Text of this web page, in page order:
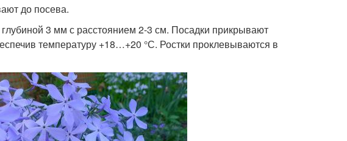
до посева.
3 мм с расстоянием 2-3 см. Посадки прикрывают
температуру +18…+20 °С. Ростки проклевываются в